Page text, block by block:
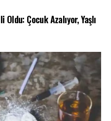
Çocuk Azalıyor, Yaşlı